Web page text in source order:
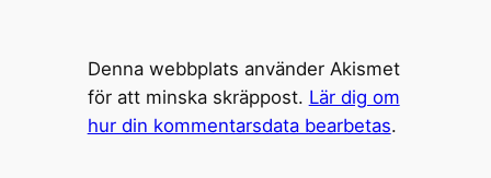
Denna webbplats använder Akismet
för att minska skräppost. Lär dig om
hur din kommentarsdata bearbetas.